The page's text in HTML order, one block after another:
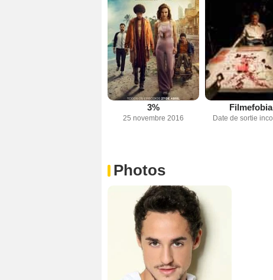
3%
25 novembre 2016
Filmefobia
Date de sortie
Photos